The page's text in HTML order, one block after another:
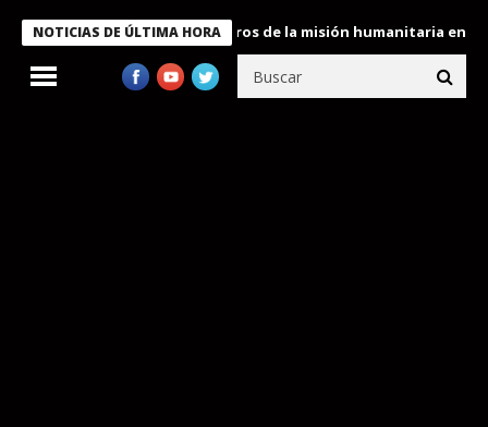
NOTICIAS DE ÚLTIMA HORA
condecora a miembros de la misión humanitaria enviada a